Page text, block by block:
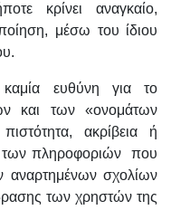
κρίνει αναγκαίο,
μέσω του ίδιου
ευθύνη για το
και των «ονομάτων
ακρίβεια ή
των πληροφοριών που
αναρτημένων σχολίων
των χρηστών της